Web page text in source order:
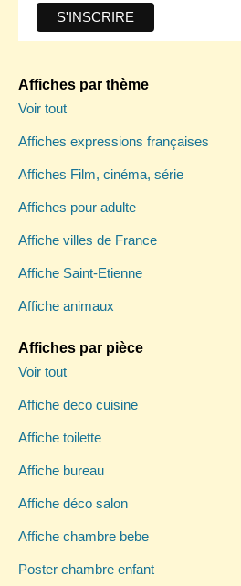
Affiches par thème
Voir tout
Affiches expressions françaises
Affiches Film, cinéma, série
Affiches pour adulte
Affiche villes de France
Affiche Saint-Etienne
Affiche animaux
Affiches par pièce
Voir tout
Affiche deco cuisine
Affiche toilette
Affiche bureau
Affiche déco salon
Affiche chambre bebe
Poster chambre enfant